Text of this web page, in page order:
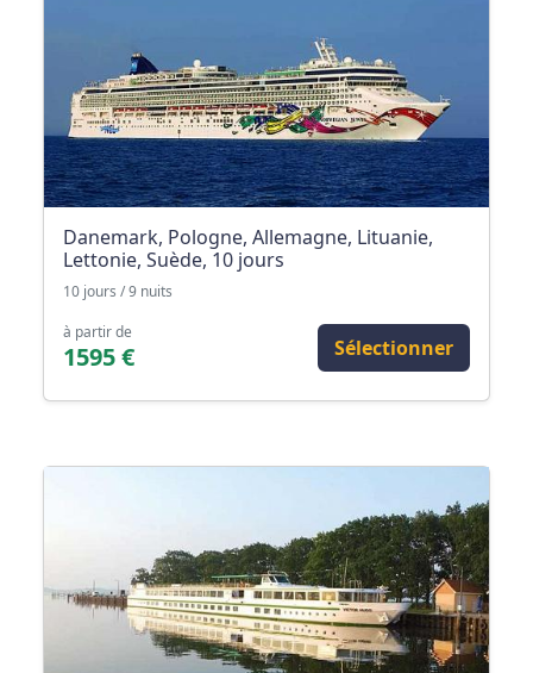
Danemark, Pologne, Allemagne, Lituanie,
Lettonie, Suède, 10 jours
10 jours / 9 nuits
à partir de
1595 € Sélectionner